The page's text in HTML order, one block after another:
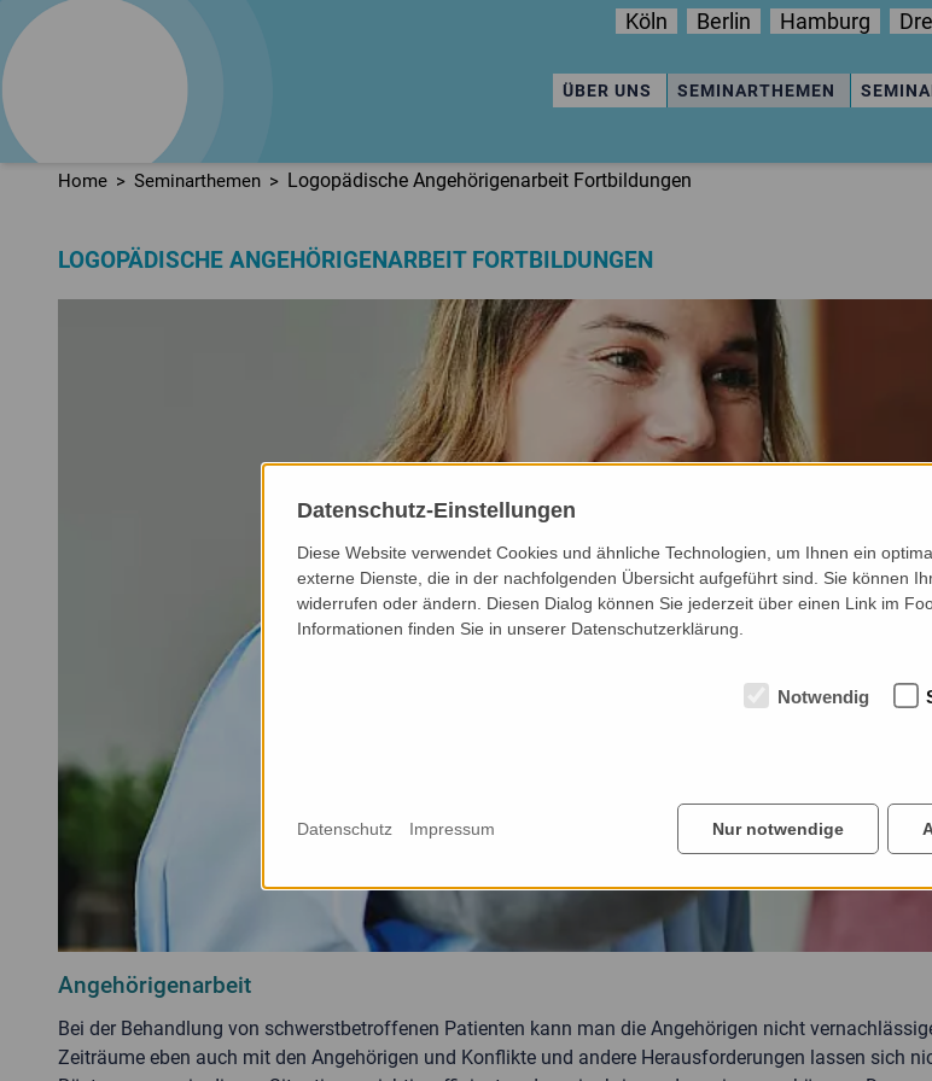
logo
ÜBER UNS SEMINARTHEMEN
Köln Berlin Hamburg
Home Seminarthemen Logopädische Angehörigenarbeit Fortbildungen
LOGOPÄDISCHE ANGEHÖRIGENARBEIT FORTBILDUNGEN
Angehörigenarbeit
Bei der Behandlung von schwerstbetroffenen Patienten kann man die Angehörigen nicht
Zeiträume eben auch mit den Angehörigen und Konflikte und andere Herausforderungen lassen sich
Datenschutz-Einstellungen
Diese Website verwendet Cookies und ähnliche Technologien, um Ihnen ein
externe Dienste, die in der nachfolgenden Übersicht aufgeführt sind. Sie können
widerrufen oder ändern. Diesen Dialog können Sie jederzeit über einen Link im
Informationen finden Sie in unserer Datenschutzerklärung.
Notwendig
Nur notwendige
Datenschutz Impressum